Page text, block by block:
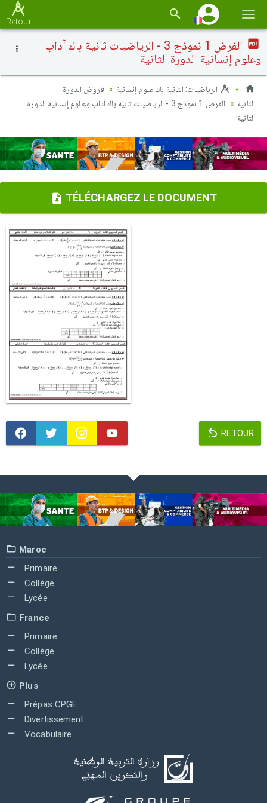
la
Retour
الفرض 1 نموذج 3 - الرياضيات ثانية باك آداب
وعلوم إنسانية الدورة الثانية
الرياضيات: الثانية باك علوم إنسانية
فروض الدورة
الثانية
الفرض 1 نموذج 3 - الرياضيات ثانية باك آداب وعلوم إنسانية الدورة
الثانية
TÉLÉCHARGEZ LE DOCUMENT
RETOUR
Maroc
Primaire
Collège
Lycée
France
Primaire
Collège
Lycée
Plus
Prépas CPGE
Divertissement
Vocabulaire